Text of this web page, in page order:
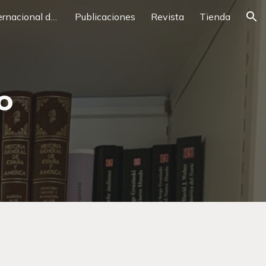
XXXII Congreso Internacional de Descubrimientos y Cartografía Publicaciones Revista Tienda